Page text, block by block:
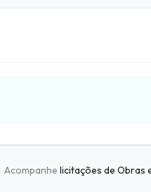
Acompanhe licitações de Obras